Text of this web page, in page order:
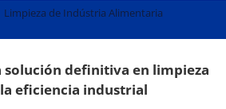
Limpieza de Indústria Alimentaria
solución definitiva en limpieza
eficiencia industrial